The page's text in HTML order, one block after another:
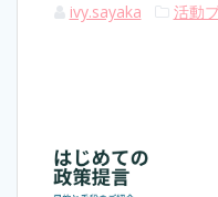
ivy.sayaka 活動